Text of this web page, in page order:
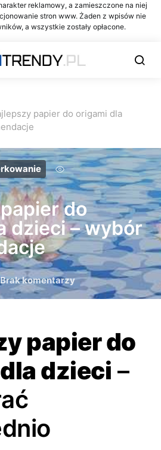
reklamowy, a zamieszczone na niej
stron www. Żaden z wpisów nie
a wszystkie zostały opłacone.
papier do origami dla
do
dzieci – wybór
Brak komentarzy
papier do
dzieci –